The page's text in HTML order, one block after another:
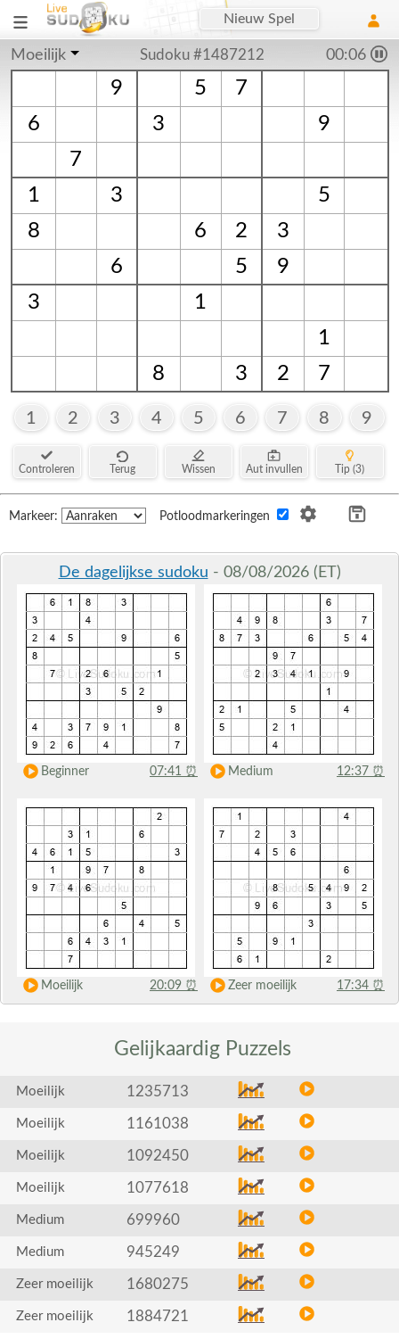
Nieuw Spel
Moeilijk Sudoku #1487212 00:06
9 5
7
6
3
9
7
1
3
5
8
6 2
3
6
5
9
3
1
1
8
3 2 7
1 2 3 4 5 6 7 8 9
Controleren Terug Wissen Aut invullen Tip (3)
Markeer: Potloodmarkeringen
De dagelijkse sudoku - 08/08/2026 (ET)
Beginner 07:41 ⏰ Medium 12:37 ⏰
Moeilijk 20:09 ⏰ Zeer moeilijk 17:34 ⏰
Gelijkaardig Puzzels
Moeilijk 1235713
Moeilijk 1161038
Moeilijk 1092450
Moeilijk 1077618
Medium 699960
Medium 945249
Zeer moeilijk 1680275
Zeer moeilijk 1884721